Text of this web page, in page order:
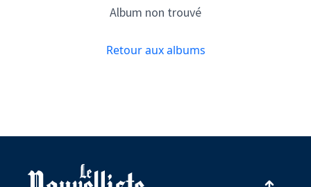
Album non trouvé
Retour aux albums